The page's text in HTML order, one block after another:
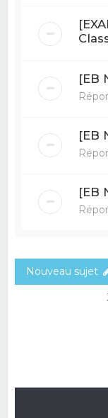
[EB
[EB
[EB
Nouveau sujet